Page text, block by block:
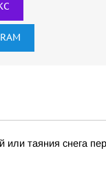
таяния снега